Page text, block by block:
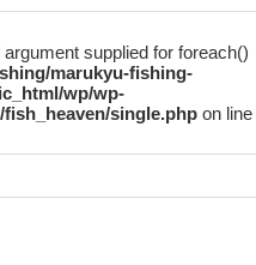
argument supplied for foreach()
marukyu-fishing-
wp/wp-
single.php on line